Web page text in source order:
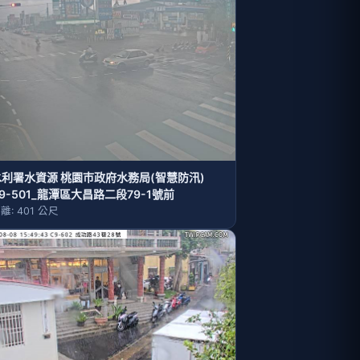
署水資源 桃園巿政府水務局(智慧防汛)
501_龍潭區大昌路二段79-1號前
: 401 公尺